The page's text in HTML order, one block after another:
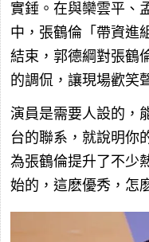
實錘。在與欒雲平、
中，張鶴倫「帶資進
結束，郭德綱對張鶴
的調侃，讓現場歡笑
演員是需要人設的，
台的聯系，就說明你
為張鶴倫提升了不少
始的，這麽優秀，怎